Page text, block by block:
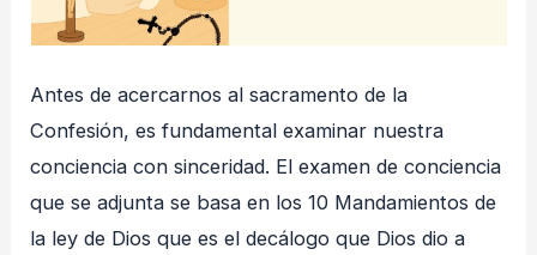
Antes de acercarnos al sacramento de la
Confesión, es fundamental examinar nuestra
conciencia con sinceridad. El examen de conciencia
que se adjunta se basa en los 10 Mandamientos de
la ley de Dios que es el decálogo que Dios dio a